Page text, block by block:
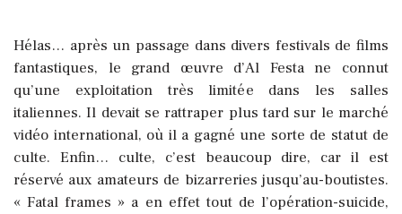
Hélas… après un passage dans divers festivals de films
fantastiques, le grand œuvre d’Al Festa ne connut
qu’une exploitation très limitée dans les salles
italiennes. Il devait se rattraper plus tard sur le marché
vidéo international, où il a gagné une sorte de statut de
culte. Enfin… culte, c’est beaucoup dire, car il est
réservé aux amateurs de bizarreries jusqu’au-boutistes.
« Fatal frames » a en effet tout de l’opération-suicide,